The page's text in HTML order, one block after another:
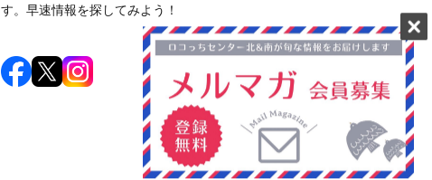
す。早速情報を探してみよう！